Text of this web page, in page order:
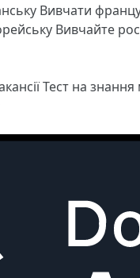
Вивчати
Вивчайте
Тест на